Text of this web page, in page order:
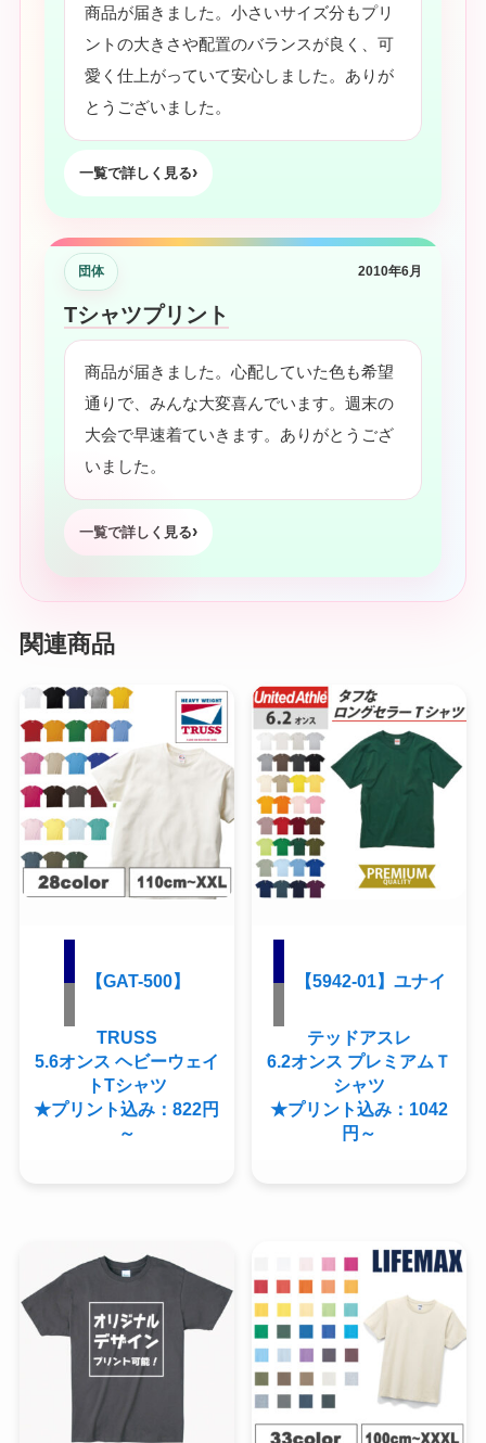
商品が届きました。小さいサイズ分もプリ
ントの大きさや配置のバランスが良く、可
愛く仕上がっていて安心しました。ありが
とうございました。
一覧で詳しく見る
団体 2010年6月
Tシャツプリント
商品が届きました。心配していた色も希望
通りで、みんな大変喜んでいます。週末の
大会で早速着ていきます。ありがとうござ
いました。
一覧で詳しく見る
関連商品
【GAT-500】
TRUSS
5.6オンス ヘビーウェイ
トTシャツ
★プリント込み：822円
～
【5942-01】ユナイ
テッドアスレ
6.2オンス プレミアムＴ
シャツ
★プリント込み：1042
円～